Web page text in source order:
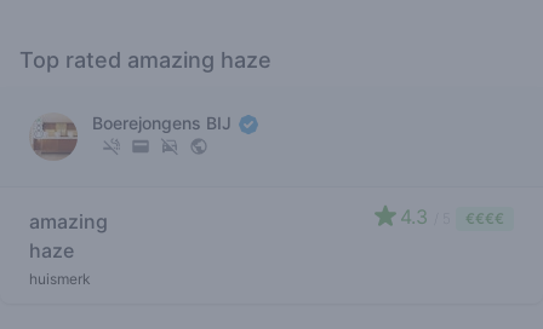
Top rated amazing haze
Boerejongens BIJ
amazing
haze
huismerk
4.3 €€€€